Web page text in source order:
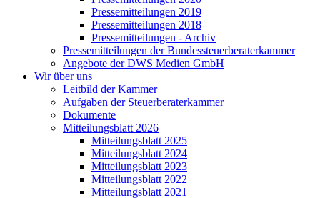
Pressemitteilungen 2019
Pressemitteilungen 2018
Pressemitteilungen - Archiv
Pressemitteilungen der Bundessteuerberaterkammer
Angebote der DWS Medien GmbH
Wir über uns
Leitbild der Kammer
Aufgaben der Steuerberaterkammer
Dokumente
Mitteilungsblatt 2026
Mitteilungsblatt 2025
Mitteilungsblatt 2024
Mitteilungsblatt 2023
Mitteilungsblatt 2022
Mitteilungsblatt 2021